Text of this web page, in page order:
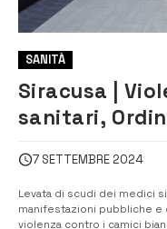
SANITÀ
Siracusa |
sanitari,
differita per
7 SETTEMBRE 2024
Levata di scudi dei medici
manifestazioni pubbliche e
violenza contro i camici